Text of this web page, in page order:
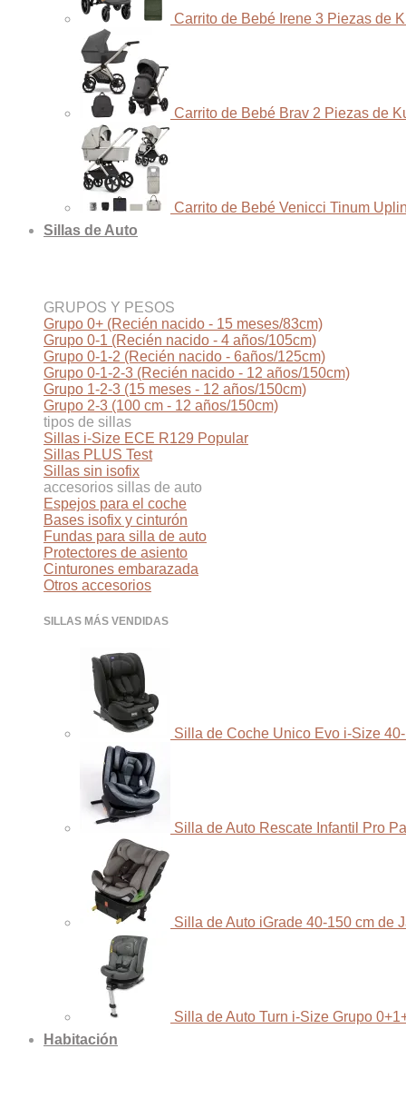
Carrito de Bebé Irene 3 Piezas de
Carrito de Bebé Brav 2 Piezas de
Carrito de Bebé Venicci Tinum
Sillas de Auto
GRUPOS Y PESOS
Grupo 0+ (Recién nacido - 15 meses/83cm)
Grupo 0-1 (Recién nacido - 4 años/105cm)
Grupo 0-1-2 (Recién nacido - 6años/125cm)
Grupo 0-1-2-3 (Recién nacido - 12 años/150cm)
Grupo 1-2-3 (15 meses - 12 años/150cm)
Grupo 2-3 (100 cm - 12 años/150cm)
tipos de sillas
Sillas i-Size ECE R129
Sillas PLUS Test
Sillas sin isofix
accesorios sillas de auto
Espejos para el coche
Bases isofix y cinturón
Fundas para silla de auto
Protectores de asiento
Cinturones embarazada
Otros accesorios
SILLAS MÁS VENDIDAS
Silla de Coche Unico Evo i-Size
Silla de Auto Rescate Infantil Pro
Silla de Auto iGrade 40-150 cm de
Silla de Auto Turn i-Size Grupo
Habitación